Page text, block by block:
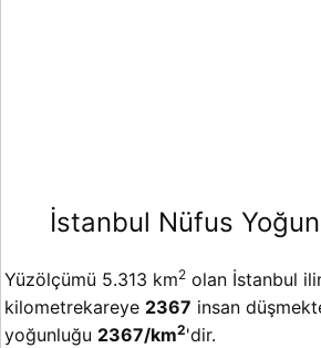
İstanbul Nüfus
Yüzölçümü 5.313 km2 olan İstanbul
kilometrekareye 2367 insan
yoğunluğu 2367/km2'dir.